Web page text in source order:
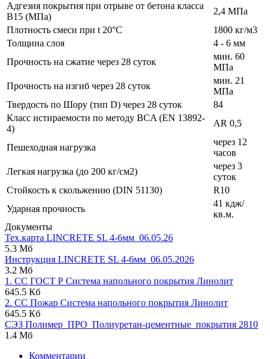
Адгезия покрытия при отрыве от бетона класса
В15 (МПа)
2,4 МПа
Плотность смеси при t 20°C
1800 кг/м3
Толщина слоя
4 - 6 мм
Прочность на сжатие через 28 суток
мин. 60
МПа
Прочность на изгиб через 28 суток
мин. 21
МПа
Твердость по Шору (тип D) через 28 суток
84
Класс истираемости по методу BCA (EN 13892-
4)
AR 0,5
Пешеходная нагрузка
через 12
часов
Легкая нагрузка (до 200 кг/см2)
через 3
суток
Стойкость к скольжению (DIN 51130)
R10
Ударная прочность
41 кдж/
кв.м.
Документы
Тех.карта LINCRETE SL 4-6мм_06.05.26
5.3 Мб
Инструкция LINCRETE SL 4-6мм_06.05.2026
3.2 Мб
1. СС ГОСТ Р Система напольного покрытия Линолит
645.5 Кб
2. СС Пожар Система напольного покрытия Линолит
645.5 Кб
СЭЗ Полимер_ПРО_Полиуретан-цементные_покрытия 2810
1.4 Мб
Комментарии